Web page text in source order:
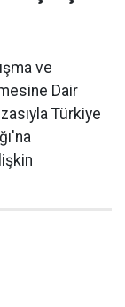
ve
Dair
Türkiye